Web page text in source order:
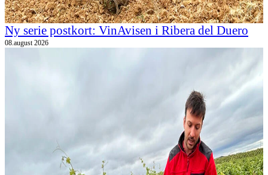
Ny serie postkort: VinAvisen i Ribera del Duero
08.august 2026